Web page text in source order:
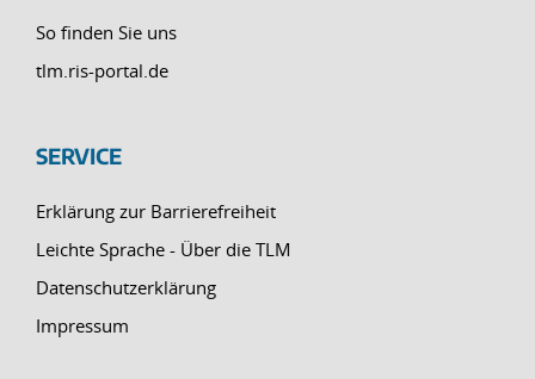
So finden Sie uns
tlm.ris-portal.de
SERVICE
Erklärung zur Barrierefreiheit
Leichte Sprache - Über die TLM
Datenschutzerklärung
Impressum